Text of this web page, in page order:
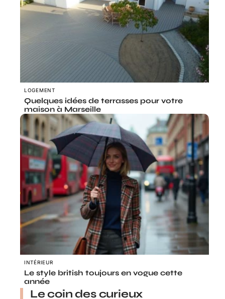
LOGEMENT
Quelques idées de terrasses pour votre
maison à Marseille
INTÉRIEUR
Le style british toujours en vogue cette
année
Le coin des curieux